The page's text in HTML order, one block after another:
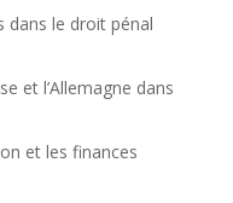
dans le droit pénal
et l’Allemagne dans
et les finances